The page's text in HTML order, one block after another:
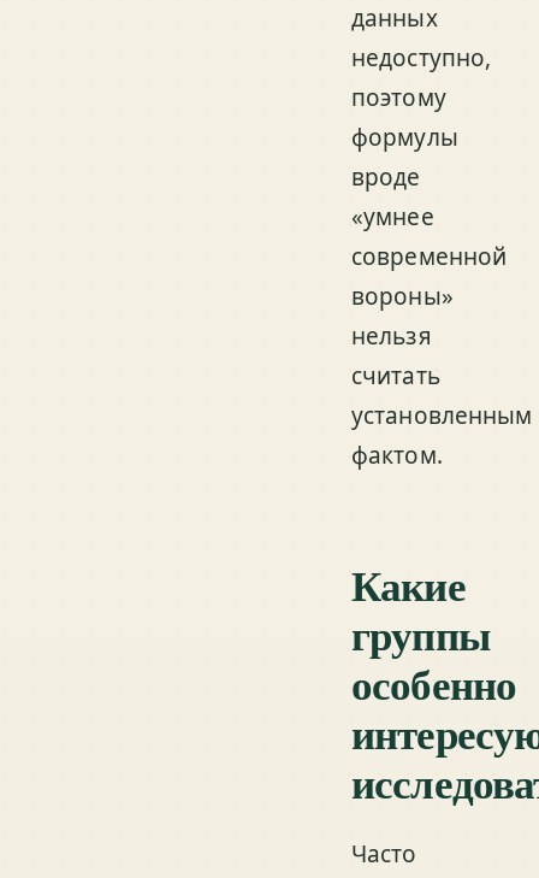
данных
недоступно,
поэтому
формулы
вроде
«умнее
современной
вороны»
нельзя
считать
установленным
фактом.
Какие
группы
особенно
Часто